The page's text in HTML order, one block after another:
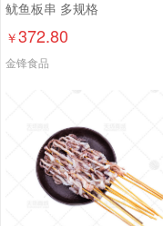
鱿鱼板串 多规格
￥372.80
金锋食品